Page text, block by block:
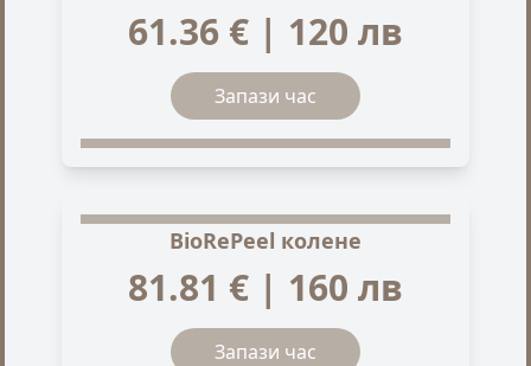
61.36 € | 120 лв
Запази час
BioRePeel колене
81.81 € | 160 лв
Запази час